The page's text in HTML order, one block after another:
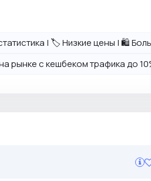
| 🏷️ Низкие цены | 🛍️
рынке с кешбеком трафика до